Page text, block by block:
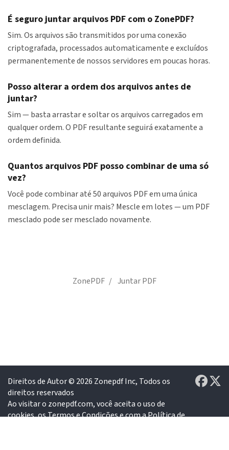
É seguro juntar arquivos PDF com o ZonePDF?
Sim. Os arquivos são transmitidos por uma conexão
criptografada, processados automaticamente e excluídos
permanentemente de nossos servidores em poucas horas.
Posso alterar a ordem dos arquivos antes de
juntar?
Sim — basta arrastar e soltar os arquivos carregados em
qualquer ordem. O PDF resultante seguirá exatamente a
ordem definida.
Quantos arquivos PDF posso combinar de uma só
vez?
Você pode combinar até 50 arquivos PDF em uma única
mesclagem. Precisa unir mais? Mescle em lotes — um PDF
mesclado pode ser mesclado novamente.
ZonePDF Juntar PDF
Direitos de Autor © 2026 Zonepdf Inc, Todos os
direitos reservados
Ao visitar o zonepdf.com, você aceita o uso de
cookies, osTermos e Condiçõese com aPolítica de